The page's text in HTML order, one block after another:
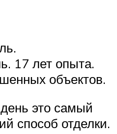
17 лет опыта.
объектов.
это самый
способ отделки.